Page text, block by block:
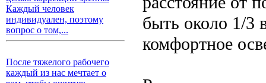
Каждый человек
индивидуален, поэтому
вопрос о том,...
После тяжелого рабочего
каждый из нас мечтает о
быть около 1/3
комфортное